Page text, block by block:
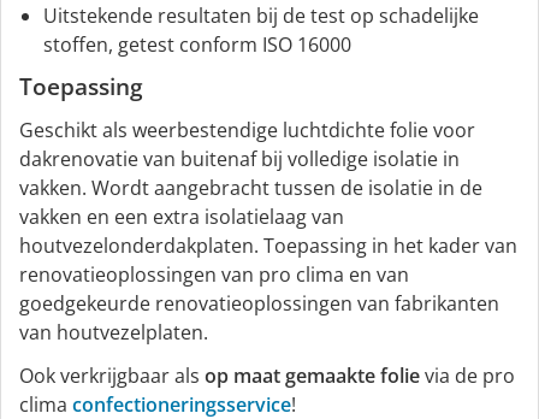
Uitstekende resultaten bij de test op schadelijke
stoffen, getest conform ISO 16000
Toepassing
Geschikt als weerbestendige luchtdichte folie voor
dakrenovatie van buitenaf bij volledige isolatie in
vakken. Wordt aangebracht tussen de isolatie in de
vakken en een extra isolatielaag van
houtvezelonderdakplaten. Toepassing in het kader van
renovatieoplossingen van pro clima en van
goedgekeurde renovatieoplossingen van fabrikanten
van houtvezelplaten.
Ook verkrijgbaar als op maat gemaakte folievia de pro
clima confectioneringsservice!